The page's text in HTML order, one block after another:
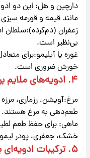
دارچین و هل: این دو
مانند قیمه و قورمه
زعفران (دم‌کرده):سلطان
بی‌نظیر است.
غوره یا آبلیمو:برای
خورش ضروری است.
۴. ادویه‌های ملایم برای مرغ و ماهی
مرغ:آویشن، رزماری،
طعم‌دهی به مرغ هستند.
ماهی: برای حفظ طعم
خشک، جعفری، پودر
۵. ترکیبات ادویه‌ای بین‌المللی